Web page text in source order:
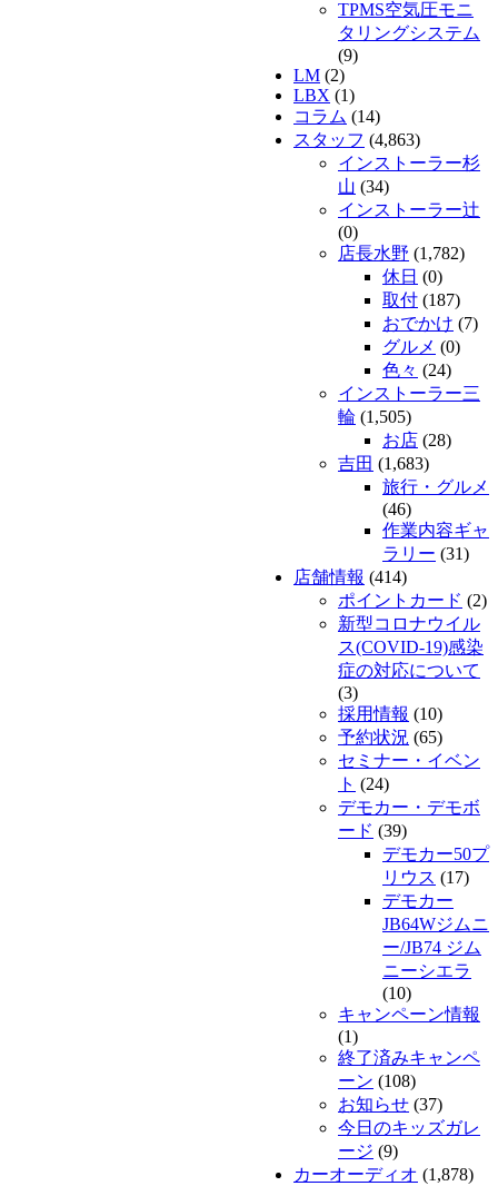
TPMS空気圧モニ
タリングシステム
(9)
LM (2)
LBX (1)
コラム (14)
スタッフ (4,863)
インストーラー杉
山 (34)
インストーラー辻
(0)
店長水野 (1,782)
休日 (0)
取付 (187)
おでかけ (7)
グルメ (0)
色々 (24)
インストーラー三
輪 (1,505)
お店 (28)
吉田 (1,683)
旅行・グルメ
(46)
作業内容ギャ
ラリー (31)
店舗情報 (414)
ポイントカード (2)
新型コロナウイル
ス(COVID-19)感染
症の対応について
(3)
採用情報 (10)
予約状況 (65)
セミナー・イベン
ト (24)
デモカー・デモボ
ード (39)
デモカー50プ
リウス (17)
デモカー
JB64Wジムニ
ー/JB74 ジム
ニーシエラ
(10)
キャンペーン情報
(1)
終了済みキャンペ
ーン (108)
お知らせ (37)
今日のキッズガレ
ージ (9)
カーオーディオ (1,878)